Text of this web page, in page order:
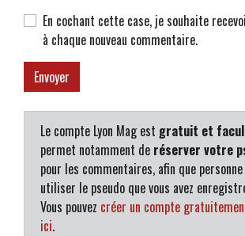
En cochant cette case, je souhaite
à chaque nouveau commentaire.
Le compte Lyon Mag est gratuit et
permet notamment de réserver votre
pour les commentaires, afin que
utiliser le pseudo que vous avez
Vous pouvez créer un compte
ici.